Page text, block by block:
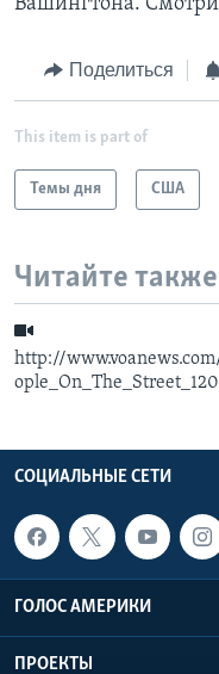
Вашингтона.
Поделиться
This item is part of
Темы дня США
Читайте также
http://
СОЦИАЛЬНЫЕ СЕТИ
ГОЛОС АМЕРИКИ
ПРОЕКТЫ